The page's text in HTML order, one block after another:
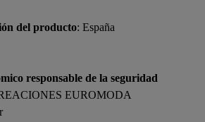
del producto: España
responsable de la seguridad
EUROMODA